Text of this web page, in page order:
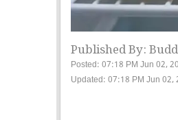
Published By:
Posted: 07:18 PM Jun 02,
Updated: 07:18 PM Jun 02,